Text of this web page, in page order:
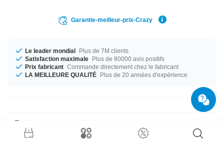
Garantie-meilleur-prix-Crazy
Le leader mondial Plus de 7M clients
Satisfaction maximale Plus de 80000 avis positifs
Prix fabricant Commande directement chez le fabricant
LA MEILLEURE QUALITÉ Plus de 20 années d'expérience
Le parfait compagnon pour toutes les occasions, disponible en diamètre